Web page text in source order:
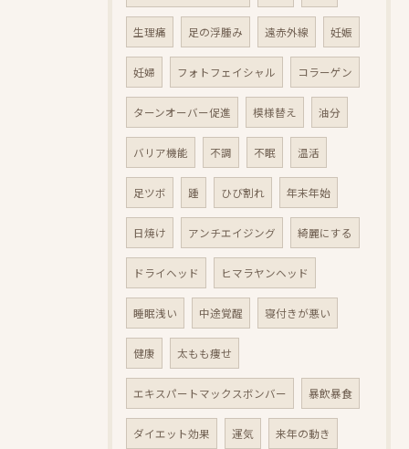
生理痛 足の浮腫み 遠赤外線 妊娠
妊婦 フォトフェイシャル コラーゲン
ターンオーバー促進 模様替え 油分
バリア機能 不調 不眠 温活
足ツボ 踵 ひび割れ 年末年始
日焼け アンチエイジング 綺麗にする
ドライヘッド ヒマラヤンヘッド
睡眠浅い 中途覚醒 寝付きが悪い
健康 太もも痩せ
エキスパートマックスボンバー 暴飲暴食
ダイエット効果 運気 来年の動き